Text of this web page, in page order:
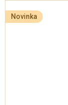
Novinka